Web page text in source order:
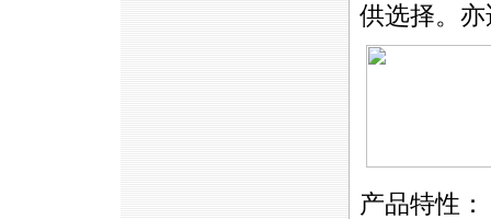
供选择。
产品特性：